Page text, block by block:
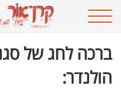
ברכה לחג של
הולנדר: